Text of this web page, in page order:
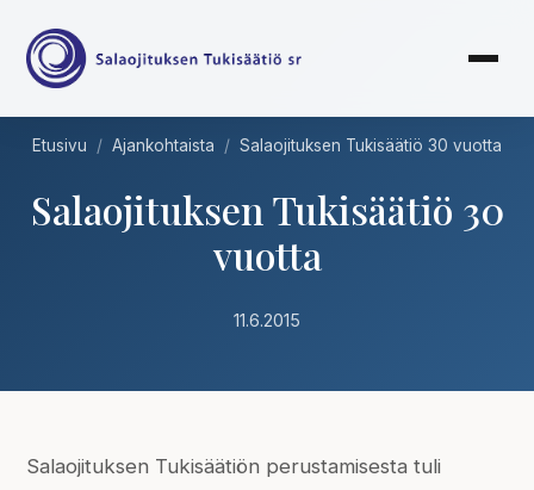
Etusivu / Ajankohtaista / Salaojituksen Tukisäätiö 30 vuotta
Salaojituksen Tukisäätiö 30
vuotta
11.6.2015
Salaojituksen Tukisäätiön perustamisesta tuli